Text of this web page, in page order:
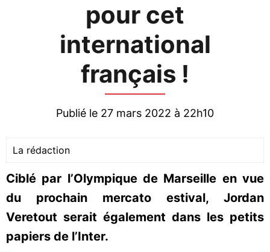
pour cet
international
français !
Publié le 27 mars 2022 à 22h10
La rédaction
Ciblé par l’Olympique de Marseille en vue
du prochain mercato estival, Jordan
Veretout serait également dans les petits
papiers de l’Inter.